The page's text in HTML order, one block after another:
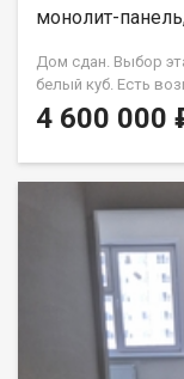
монолит-
Дом сдан. Выбор
белый куб. Есть
Аринский, под
весь срок
4 600 000